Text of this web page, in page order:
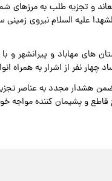
و تجزیه طلب به مرزهای
علیه السلام نیروی
های مهاباد و
نفر از اشرار به همراه
ضمن هشدار مجدد به عناصر
قاطع و پشیمان کننده مواجه